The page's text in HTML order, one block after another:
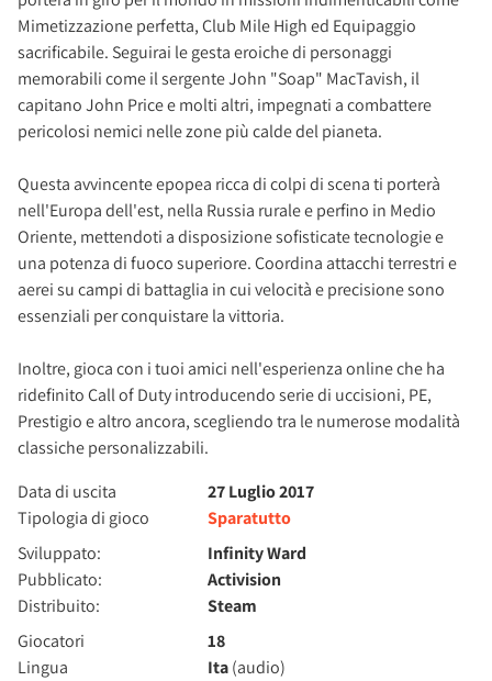
Mimetizzazione perfetta, Club Mile High ed Equipaggio
sacrificabile. Seguirai le gesta eroiche di personaggi
memorabili come il sergente John "Soap" MacTavish, il
capitano John Price e molti altri, impegnati a combattere
pericolosi nemici nelle zone più calde del pianeta.
Questa avvincente epopea ricca di colpi di scena ti porterà
nell'Europa dell'est, nella Russia rurale e perfino in Medio
Oriente, mettendoti a disposizione sofisticate tecnologie e
una potenza di fuoco superiore. Coordina attacchi terrestri e
aerei su campi di battaglia in cui velocità e precisione sono
essenziali per conquistare la vittoria.
Inoltre, gioca con i tuoi amici nell'esperienza online che ha
ridefinito Call of Duty introducendo serie di uccisioni, PE,
Prestigio e altro ancora, scegliendo tra le numerose modalità
classiche personalizzabili.
Data di uscita
27 Luglio 2017
Tipologia di gioco
Sparatutto
Sviluppato:
Infinity Ward
Pubblicato:
Activision
Distribuito:
Steam
Giocatori
18
Lingua
Ita(audio)